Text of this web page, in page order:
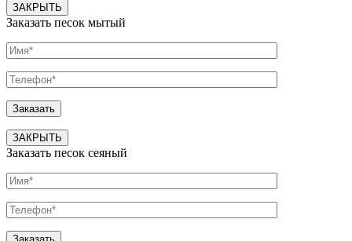
ЗАКРЫТЬ
Заказать песок мытый
ЗАКРЫТЬ
Заказать песок сеяный